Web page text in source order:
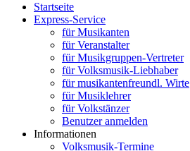
Startseite
Express-Service
für Musikanten
für Veranstalter
für Musikgruppen-Vertreter
für Volksmusik-Liebhaber
für musikantenfreundl. Wirte
für Musiklehrer
für Volkstänzer
Benutzer anmelden
Informationen
Volksmusik-Termine